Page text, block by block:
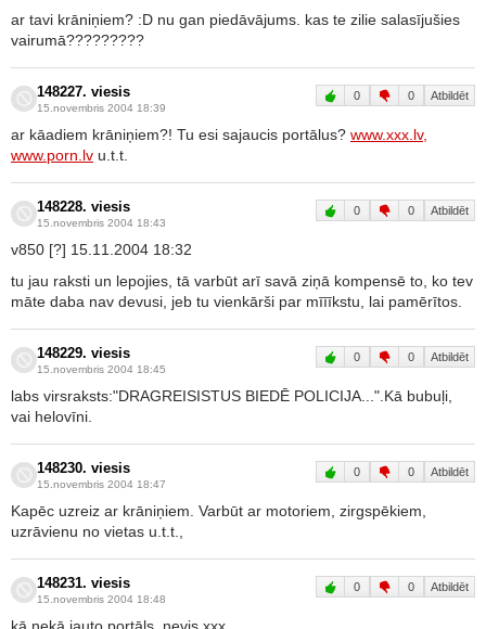
ar tavi krāniņiem? :D nu gan piedāvājums. kas te zilie salasījušies
vairumā?????????
148227. viesis
15.novembris 2004 18:39
0 0 Atbildēt
ar kāadiem krāniņiem?! Tu esi sajaucis portālus? www.xxx.lv,
www.porn.lv u.t.t.
148228. viesis
15.novembris 2004 18:43
0 0 Atbildēt
v850 [?] 15.11.2004 18:32
tu jau raksti un lepojies, tā varbūt arī savā ziņā kompensē to, ko tev
māte daba nav devusi, jeb tu vienkārši par mīīīkstu, lai pamērītos.
148229. viesis
15.novembris 2004 18:45
0 0 Atbildēt
labs virsraksts:"DRAGREISISTUS BIEDĒ POLICIJA...".Kā bubuļi,
vai helovīni.
148230. viesis
15.novembris 2004 18:47
0 0 Atbildēt
Kapēc uzreiz ar krāniņiem. Varbūt ar motoriem, zirgspēkiem,
uzrāvienu no vietas u.t.t.,
148231. viesis
15.novembris 2004 18:48
0 0 Atbildēt
kā nekā iauto portāls, nevis xxx.